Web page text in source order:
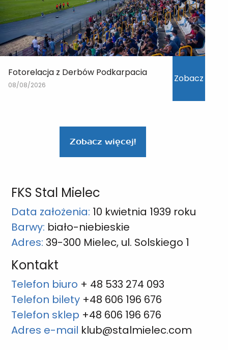
Fotorelacja z Derbów Podkarpacia
08/08/2026
Zobacz
Zobacz więcej!
FKS Stal Mielec
Data założenia: 10 kwietnia 1939 roku
Barwy: biało-niebieskie
Adres: 39-300 Mielec, ul. Solskiego 1
Kontakt
Telefon biuro + 48 533 274 093
Telefon bilety +48 606 196 676
Telefon sklep +48 606 196 676
Adres e-mail klub@stalmielec.com